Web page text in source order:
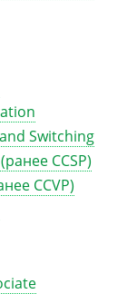
Switching
CCSP)
CCVP)